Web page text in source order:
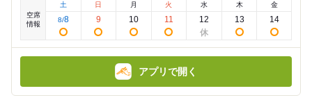
額
空席
情報
土
8/8
日
9
月
10
火
11
水
12
木
13
金
14
アプリで開く